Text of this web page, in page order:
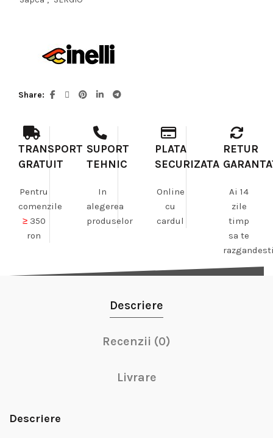
Share
TRANSPORT
GRATUIT
Pentru
comenzile
≥350
ron
SUPORT
TEHNIC
In
alegerea
produselor
PLATA
SECURIZATA
Online
cu
cardul
RETUR
Ai 14
zile
timp
sa te
Descriere
Recenzii (0)
Livrare
Descriere